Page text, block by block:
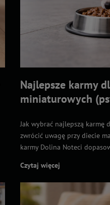
Najlepsze karmy
miniaturowych
Jak wybrać najlepszą karmę
zwrócić uwagę przy diecie
karmy Dolina Noteci
Czytaj więcej